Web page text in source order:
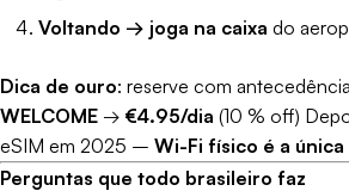
Voltando → joga na caixa do
Dica de ouro: reserve com
WELCOME → €4.95/dia (10 % off)
eSIM em 2025 – Wi-Fi físico é a
Perguntas que todo brasileiro faz